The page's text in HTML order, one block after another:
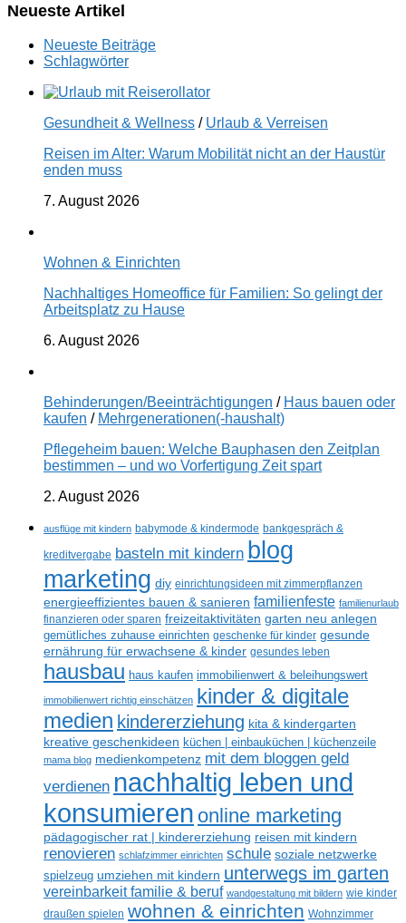
Neueste Artikel
Neueste Beiträge
Schlagwörter
Gesundheit & Wellness / Urlaub & Verreisen
Reisen im Alter: Warum Mobilität nicht an der Haustür
enden muss
7. August 2026
Wohnen & Einrichten
Nachhaltiges Homeoffice für Familien: So gelingt der
Arbeitsplatz zu Hause
6. August 2026
Behinderungen/Beeinträchtigungen / Haus bauen oder
kaufen / Mehrgenerationen(-haushalt)
Pflegeheim bauen: Welche Bauphasen den Zeitplan
bestimmen – und wo Vorfertigung Zeit spart
2. August 2026
ausflüge mit kindern babymode & kindermode bankgespräch &
kreditvergabe basteln mit kindern blog
marketing diy einrichtungsideen mit zimmerpflanzen
energieeffizientes bauen & sanieren familienfeste familienurlaub
finanzieren oder sparen freizeitaktivitäten garten neu anlegen
gemütliches zuhause einrichten geschenke für kinder gesunde
ernährung für erwachsene & kinder gesundes leben
hausbau haus kaufen immobilienwert & beleihungswert
immobilienwert richtig einschätzen kinder & digitale
medien kindererziehung kita & kindergarten
kreative geschenkideen küchen | einbauküchen | küchenzeile
mama blog medienkompetenz mit dem bloggen geld
verdienen nachhaltig leben und
konsumieren online marketing
pädagogischer rat | kindererziehung reisen mit kindern
renovieren schlafzimmer einrichten schule soziale netzwerke
spielzeug umziehen mit kindern unterwegs im garten
vereinbarkeit familie & beruf wandgestaltung mit bildern wie kinder
draußen spielen wohnen & einrichten Wohnzimmer